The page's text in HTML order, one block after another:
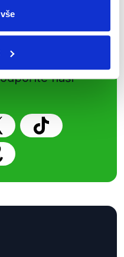
našich
naši